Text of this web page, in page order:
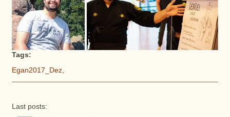
Tags:
Egan2017_Dez,
Last posts: